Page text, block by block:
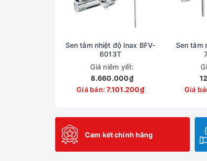
Sen tắm nhiệt độ Inax BFV-
6013T
Giá niêm yết:
8.660.000₫
Giá bán:7.101.200₫
Sen tắm
Giá
Cam kết chính hãng